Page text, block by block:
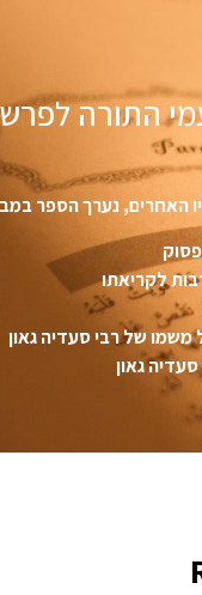
התורה
האחרים, נערך הספר